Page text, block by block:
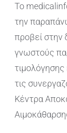
Το
την
προβεί στην
γνωστούς
τις
Κέντρα